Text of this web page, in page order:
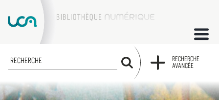
ACCUEIL
COLLECTIONS
RECHERCHE
RECHERCHE
AVANCÉE